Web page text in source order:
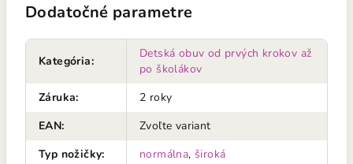
Dodatočné parametre
Kategória:
Detská obuv od prvých krokov až
po školákov
Záruka:
2 roky
EAN:
Zvoľte variant
Typ nožičky: normálna, široká